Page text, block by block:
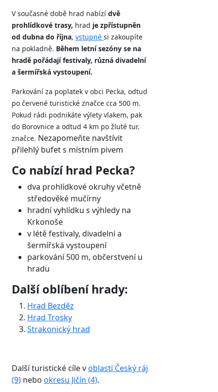
V současné době hrad nabízí dvě
prohlídkové trasy, hrad je zpřístupněn
od dubna do října, vstupné si zakoupíte
na pokladně. Během letní sezóny se na
hradě pořádají festivaly, různá divadelní
a šermířská vystoupení.
Parkování za poplatek v obci Pecka, odtud
po červené turistické značce cca 500 m.
Pokud rádi podnikáte výlety vlakem, pak
do Borovnice a odtud 4 km po žluté tur.
značce. Nezapomeňte navštívit
přilehlý bufet s místním pivem
Co nabízí hrad Pecka?
dva prohlídkové okruhy včetně
středověké mučírny
hradní vyhlídku s výhledy na
Krkonoše
v létě festivaly, divadelní a
šermířská vystoupení
parkování 500 m, občerstvení u
hradu
Další oblíbení hrady:
Hrad Bezděz
Hrad Trosky
Strakonický hrad
Další turistické cíle voblasti Český ráj
(9) nebo okresu Jičín (4).